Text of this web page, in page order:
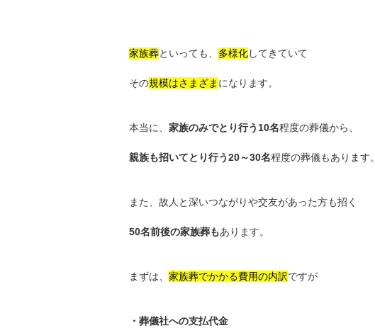
家族葬といっても、 多様化してきていて
その規模はさまざま になります。
本当に、 家族のみでとり行う10名程度の葬儀から、
親族も招いてとり行う20～30名程度の葬儀もあります。
また、故人と深いつながりや交友があった方も招く
50名前後の家族葬もあります。
まずは、 家族葬でかかる費用の内訳ですが
・葬儀社への支払代金